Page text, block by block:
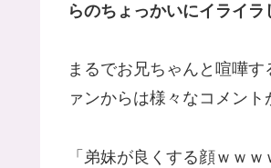
らのちょっかいにイライラ
まるでお兄ちゃんと喧嘩
ァンからは様々なコメント
「弟妹が良くする顔ｗｗｗ